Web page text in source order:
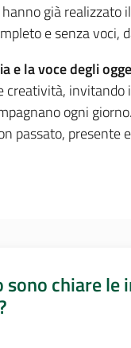
già realizzato
e senza voci,
e la voce degli
creatività, invitando
ogni
passato, presente
sono chiare